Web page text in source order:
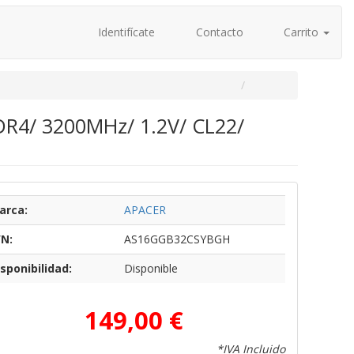
Identifícate Contacto Carrito
3200MHz/ 1.2V/ CL22/
APACER
AS16GGB32CSYBGH
Disponible
149,00 €
*IVA Incluido